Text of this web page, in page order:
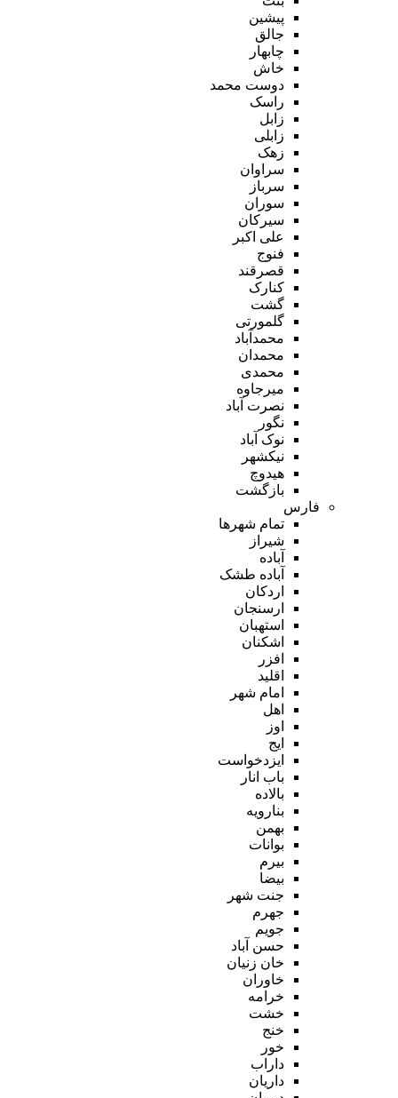
پیشین
جالق
چابهار
خاش
دوست محمد
راسک
زابل
زابلی
زهک
سراوان
سرباز
سوران
سیرکان
علی اکبر
فنوج
قصرقند
کنارک
گشت
گلمورتی
محمدآباد
محمدان
محمدی
میرجاوه
نصرت آباد
نگور
نوک آباد
نیکشهر
هیدوچ
بازگشت
فارس
تمام شهر‌ها
شیراز
آباده
آباده طشک
اردکان
ارسنجان
استهبان
اشکنان
افزر
اقلید
امام شهر
اهل
اوز
ایج
ایزدخواست
باب انار
بالاده
بنارویه
بهمن
بوانات
بیرم
بیضا
جنت شهر
جهرم
جویم
حسن آباد
خان زنیان
خاوران
خرامه
خشت
خنج
خور
داراب
داریان